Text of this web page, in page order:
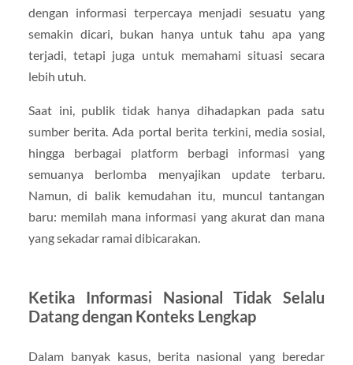
dengan informasi terpercaya menjadi sesuatu yang
semakin dicari, bukan hanya untuk tahu apa yang
terjadi, tetapi juga untuk memahami situasi secara
lebih utuh.
Saat ini, publik tidak hanya dihadapkan pada satu
sumber berita. Ada portal berita terkini, media sosial,
hingga berbagai platform berbagi informasi yang
semuanya berlomba menyajikan update terbaru.
Namun, di balik kemudahan itu, muncul tantangan
baru: memilah mana informasi yang akurat dan mana
yang sekadar ramai dibicarakan.
Ketika Informasi Nasional Tidak Selalu
Datang dengan Konteks Lengkap
Dalam banyak kasus, berita nasional yang beredar